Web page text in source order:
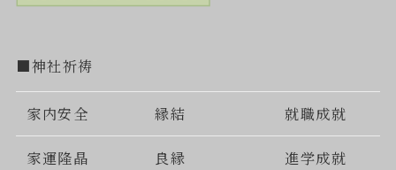
■神社祈祷
家内安全 縁結 就職成就
家運隆晶 良縁 進学成就